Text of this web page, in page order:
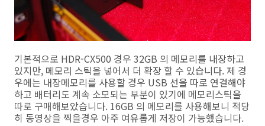
기본적으로 HDR-CX500 경우 32GB 의 메모리를 내장하고
있지만, 메모리 스틱을 넣어서 더 확장 할 수 있습니다. 제 경
우에는 내장메모리를 사용할 경우 USB 선을 따로 연결해야
하고 배터리도 계속 소모되는 부분이 있기에 메모리스틱을
따로 구매해보았습니다. 16GB 의 메모리를 사용해보니 적당
히 동영상을 찍을경우 아주 여유롭게 저장이 가능했습니다.